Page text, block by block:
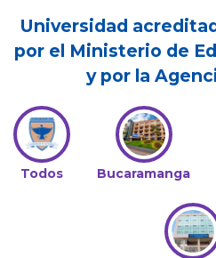
Universidad
por el Ministerio de
y por la
Todos Bucaramanga